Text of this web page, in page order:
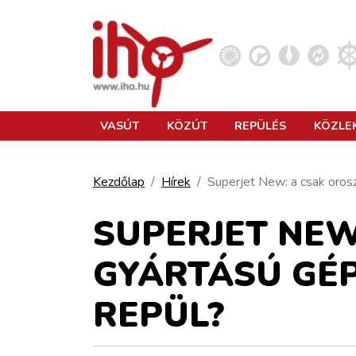
KÖZLEKEDÉSFEJLESZTÉS
ELLÁTÁSI LÁNC
VASÚT KÖZÚT REPÜLÉS
Kezdőlap Hírek Superjet New: a csak
SUPERJET
GYÁRTÁSÚ
REPÜL?